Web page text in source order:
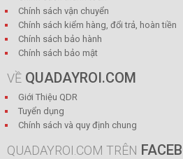
Chính sách vận chuyển
Chính sách kiểm hàng, đổi trả, hoàn tiền
Chính sách bảo hành
Chính sách bảo mật
VỀ QUADAYROI.COM
Giới Thiệu QDR
Tuyển dụng
Chính sách và quy định chung
QUADAYROI.COM TRÊN